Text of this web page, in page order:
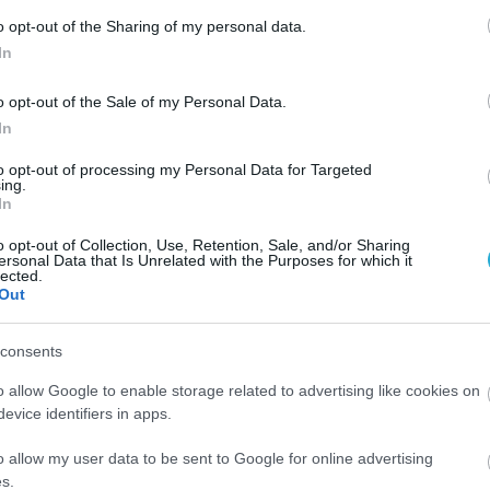
opt-out of the Sharing of my personal data.
opt-out of the Sale of my Personal Data.
opt-out of processing my Personal Data for Targeted
opt-out of Collection, Use, Retention, Sale, and/or Sharing
Data that Is Unrelated with the Purposes for which it
allow Google to enable storage related to advertising like cookies on
identifiers in apps.
allow my user data to be sent to Google for online advertising
ΟΜΟΙΟΠΑΘΗΤΙΚΗ
Γιατί είναι θαυματουργό το πράσινο τσάι;
γνωστό από αιώνες ότι το πράσινο τσάι κάνει καλό στην υγεία,
πρόσφατα οι θεραπευτικές του ιδιότητες διερευνήθηκαν
ουσίες που συμβάλλουν στην καταπολέμηση των βλαβερών για
οργανισμό ελευθέρων ριζών οξυγόνου, οι οποίες προκαλούν
ασθένειες, όπως ο καρκίνος και […]
06.09.2013 15:02
Οι ευεργετικές επιδράσεις του ελληνικού
διάρκεια της Οθωμανικής Αυτοκρατορίας. Οι Έλληνες της
Κωνσταντινούπολης, καθώς και αυτοί της Βορείου Ελλάδος,